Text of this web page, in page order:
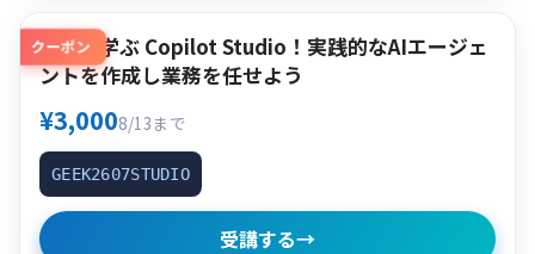
クーポン
作って学ぶ Copilot Studio！実践的なAIエージェ
ントを作成し業務を任せよう
¥3,0008/13まで
GEEK2607STUDIO
受講する→